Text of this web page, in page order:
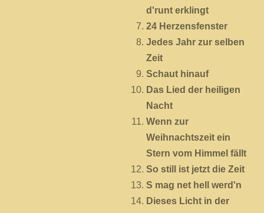
d'runt erklingt
24 Herzensfenster
Jedes Jahr zur selben
Zeit
Schaut hinauf
Das Lied der heiligen
Nacht
Wenn zur
Weihnachtszeit ein
Stern vom Himmel fällt
So still ist jetzt die Zeit
S mag net hell werd'n
Dieses Licht in der